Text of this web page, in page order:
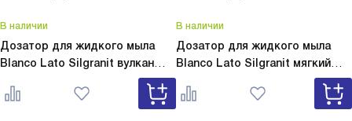
В наличии
Дозатор для жидкого мыла
Blanco Lato Silgranit вулкан
Lato Silgranit вулкан
серый 526954
В наличии
Дозатор для жидкого мыла
Blanco Lato Silgranit мягкий
Lato Silgranit мягкий
белый 526955